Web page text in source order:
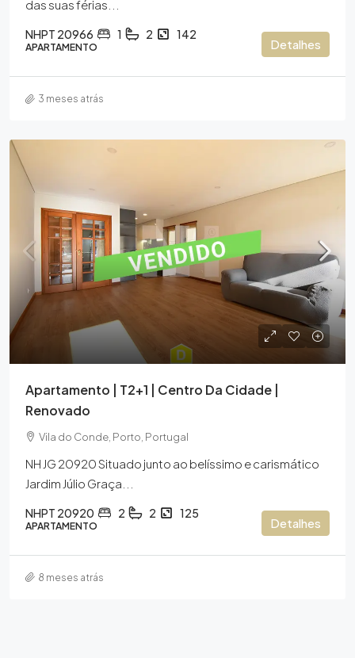
das suas férias...
NHPT 20966 1 2 142
APARTAMENTO Detalhes
3 meses atrás
Apartamento | T2+1 | Centro Da Cidade |
Renovado
Vila do Conde, Porto, Portugal
NH JG 20920 Situado junto ao belíssimo e carismático
Jardim Júlio Graça...
NHPT 20920 2 2 125
APARTAMENTO Detalhes
8 meses atrás